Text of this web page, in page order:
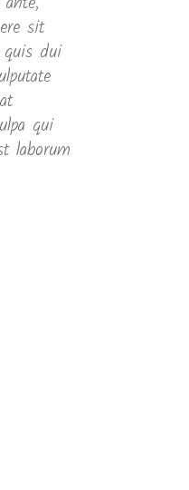
sit
dui
qui
laborum